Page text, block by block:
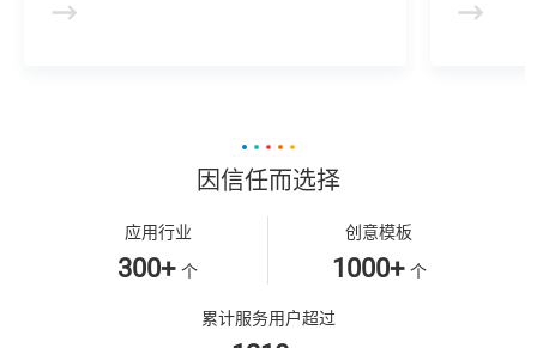
建、AI驱动、多模态交互的多场景虚拟人产
景，可广
因信任而选择
应用行业
300+ 个
创意模板
1000+ 个
累计服务用户超过